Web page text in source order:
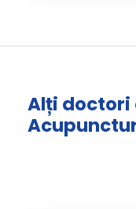
Alți doctori